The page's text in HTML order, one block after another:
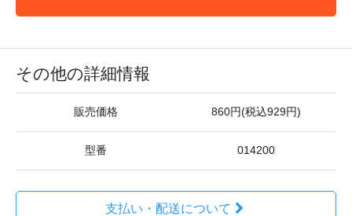
その他の詳細情報
販売価格 860円(税込929円)
型番 014200
支払い・配送について